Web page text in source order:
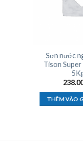
Sơn nước
Tison Super
THÊM VÀO